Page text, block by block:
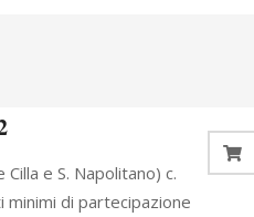
e S. Napolitano) c.
minimi di partecipazione